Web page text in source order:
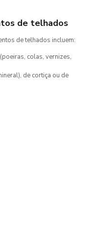
de telhados
de telhados incluem:
colas, vernizes,
de cortiça ou de